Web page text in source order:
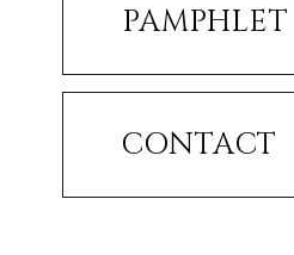
PAMPHLET
CONTACT